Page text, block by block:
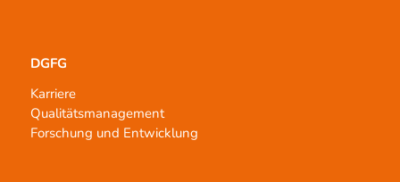
DGFG
Karriere
Qualitätsmanagement
Forschung und Entwicklung